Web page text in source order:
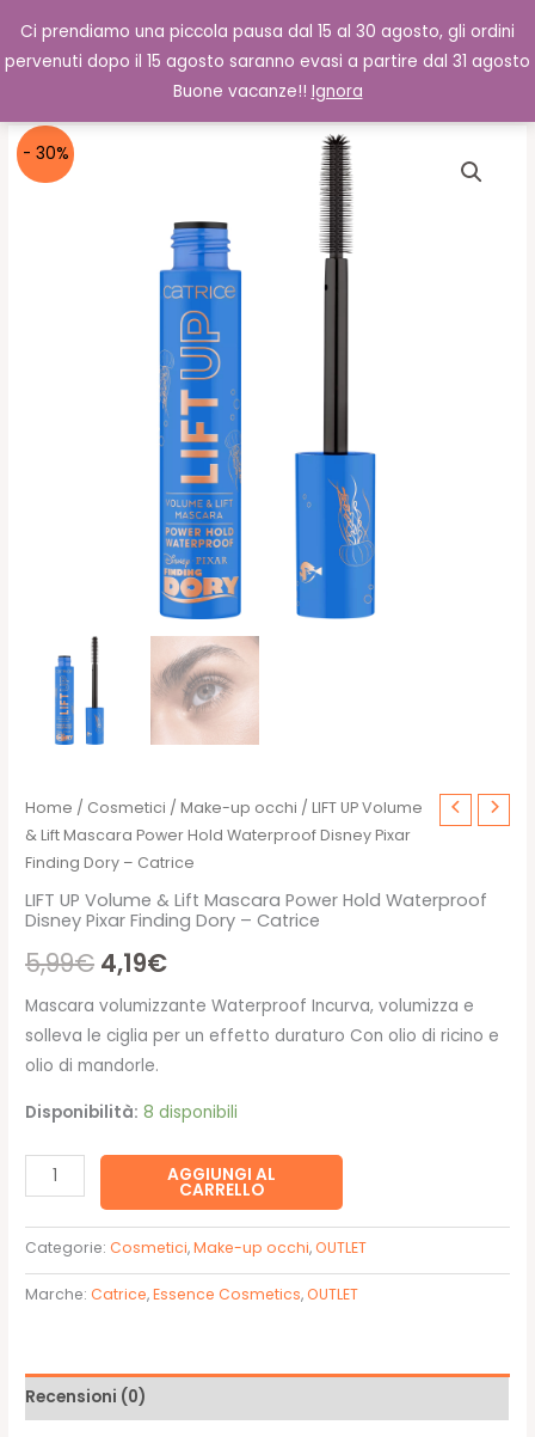
Ci prendiamo una piccola pausa dal 15 al 30 agosto, gli ordini
pervenuti dopo il 15 agosto saranno evasi a partire dal 31 agosto
Buone vacanze!! Ignora
contenuto
0,00€ Cerca
- 30%
Home / Cosmetici /Make-up occhi / LIFT UP Volume
& Lift Mascara Power Hold Waterproof Disney Pixar
Finding Dory – Catrice
LIFT UP Volume & Lift Mascara Power Hold Waterproof
Disney Pixar Finding Dory – Catrice
5,99€ Il
prezzo
originale
era:
4,19€Il
prezzo
attuale
è:
Mascara volumizzante Waterproof Incurva, volumizza e
solleva le ciglia per un effetto duraturo Con olio di ricino e
olio di mandorle.
Disponibilità: 8 disponibili
LIFT
UP
Volume
&
Lift
Hold
Waterproof
AGGIUNGI AL
CARRELLO
Categorie:Cosmetici,Make-up occhi,OUTLET
Marche:Catrice,Essence Cosmetics,OUTLET
Recensioni (0)